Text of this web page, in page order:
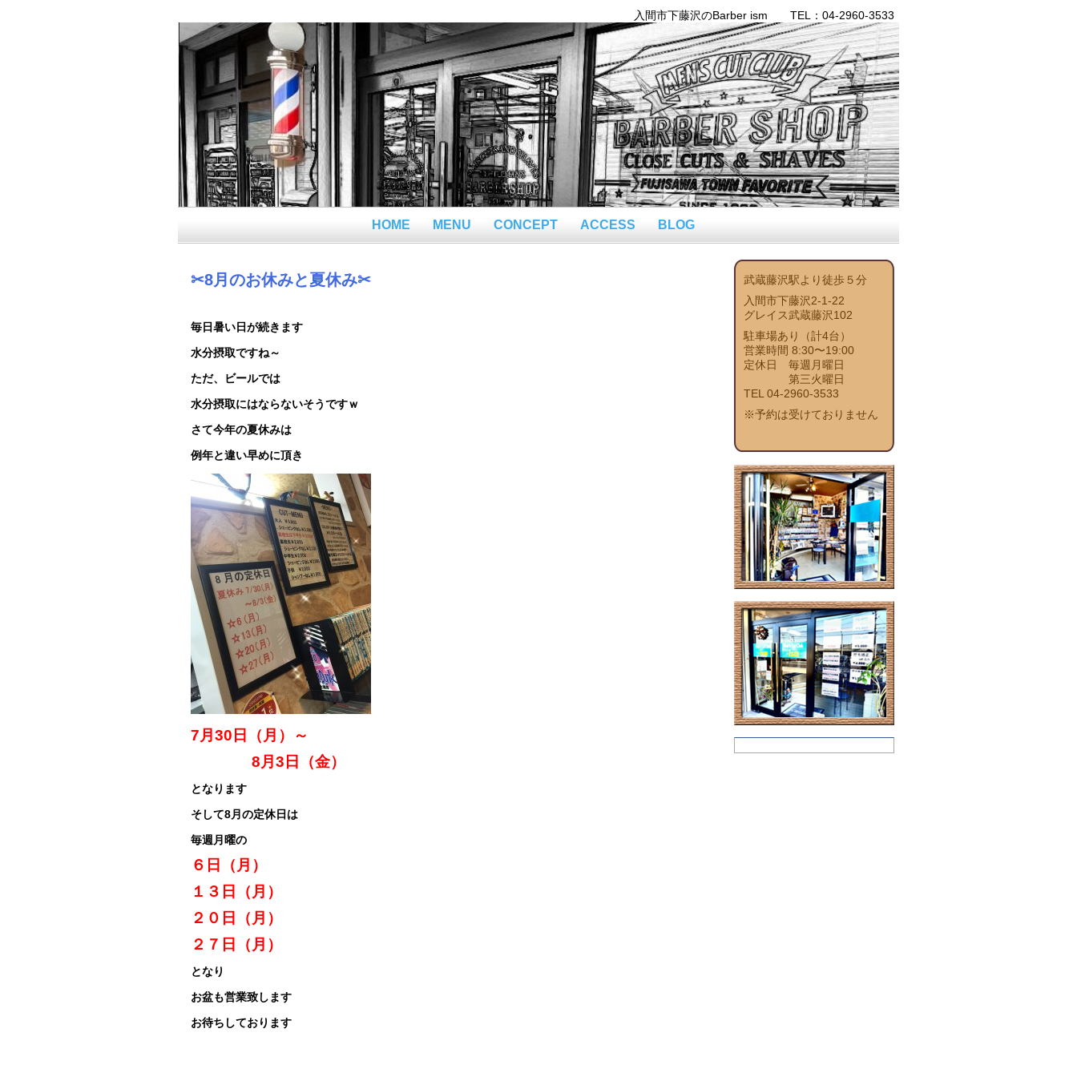
入間市下藤沢のBarber ism TEL：04-2960-3533
HOME MENU CONCEPT ACCESS BLOG
✂8月のお休みと夏休み✂
毎日暑い日が続きます
水分摂取ですね～
ただ、ビールでは
水分摂取にはならないそうですｗ
さて今年の夏休みは
例年と違い早めに頂き
7月30日（月）～
8月3日（金）
となります
そして8月の定休日は
毎週月曜の
６日（月）
１３日（月）
２０日（月）
２７日（月）
となり
お盆も営業致します
お待ちしております
武蔵藤沢駅より徒歩５分
入間市下藤沢2-1-22
グレイス武蔵藤沢102
駐車場あり（計4台）
営業時間 8:30〜19:00
定休日 毎週月曜日
第三火曜日
TEL 04-2960-3533
※予約は受けておりません